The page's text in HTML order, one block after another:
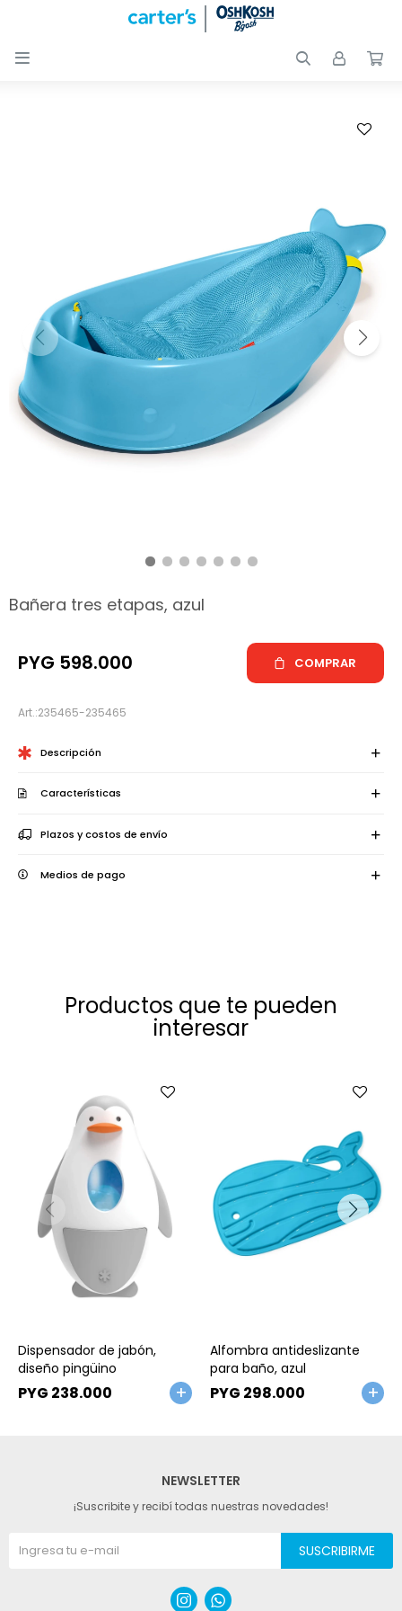

Bañera tres etapas, azul
235465-235465
PYG 598.000 COMPRAR
Descripción
Características
Plazos y costos de envío
Medios de pago
Productos que te pueden
interesar
Dispensador de jabón,
diseño pingüino
PYG 238.000
Alfombra antideslizante
para baño, azul
PYG 298.000
NEWSLETTER
¡Suscribite y recibí todas nuestras novedades!
SUSCRIBIRME
 
Nuevos
Carter
OUTLET
Skip-
hop